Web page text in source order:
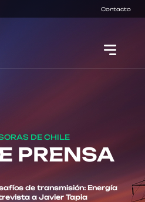
Contacto
DE CHILE
PRENSA
de transmisión: Energía
a Javier Tapia